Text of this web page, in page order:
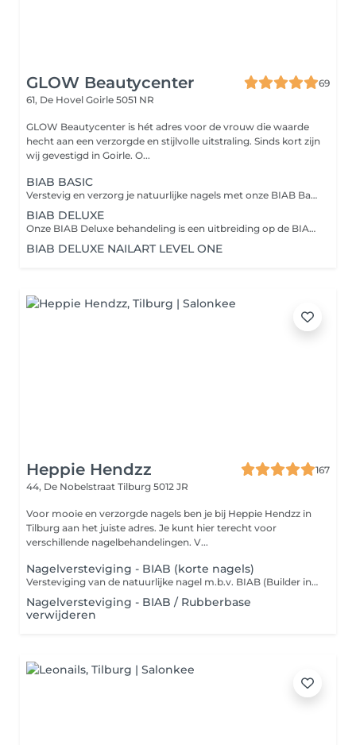
GLOW Beautycenter
69
61, De Hovel Goirle 5051 NR
GLOW Beautycenter is hét adres voor de vrouw die waarde
hecht aan een verzorgde en stijlvolle uitstraling. Sinds kort zijn
wij gevestigd in Goirle. O...
BIAB BASIC
Verstevig en verzorg je natuurlijke nagels met onze BIAB Basic behandeling inclusief manicure. Kies uit maar liefst 100 BIAB-kleuren voor een verzorgde en langdurige look. Inclusief: manicure, nagels vijlen, nagelriemverzorging en BIAB-afwerking.
BIAB DELUXE
Onze BIAB Deluxe behandeling is een uitbreiding op de BIAB Basic. Inclusief complete manicure en keuze voor een stijlvolle French manicure of een gelpolish kleur over de BIAB voor een extra luxe afwerking. Perfect voor sterke, verzorgde nagels met een elegante uitstraling.
BIAB DELUXE NAILART LEVEL ONE
Heppie Hendzz
167
44, De Nobelstraat Tilburg 5012 JR
Voor mooie en verzorgde nagels ben je bij Heppie Hendzz in
Tilburg aan het juiste adres. Je kunt hier terecht voor
verschillende nagelbehandelingen. V...
Nagelversteviging - BIAB (korte nagels)
Versteviging van de natuurlijke nagel m.b.v. BIAB (Builder in a Bottle) of Rubberbase. Speciaal voor de dames die extra stevigheid willen, maar niet persé de natuurlijke nagels willen verlengen. BIAB / Rubberbase is het alternatief! Ook aan te raden voor nagelbijters. Deze gel wordt met een kleine bolling aangebracht op de natuurlijke nagel, waarna een gellak kleur naar wens wordt aangebracht. De behandeling wordt afgesloten met nagelriemolie en handlotion.
Nagelversteviging - BIAB / Rubberbase
verwijderen